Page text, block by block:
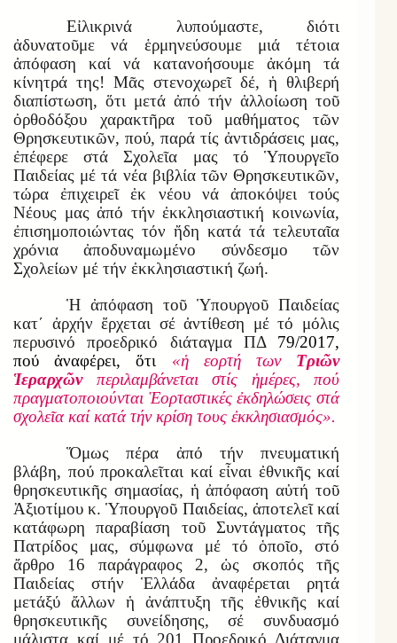
Εἰλικρινά λυπούμαστε, διότι
ἀδυνατοῦμε νά ἑρμηνεύσουμε μιά τέτοια
ἀπόφαση καί νά κατανοήσουμε ἀκόμη τά
κίνητρά της! Μᾶς στενοχωρεῖ δέ, ἡ θλιβερή
διαπίστωση, ὅτι μετά ἀπό τήν ἀλλοίωση τοῦ
ὀρθοδόξου χαρακτῆρα τοῦ μαθήματος τῶν
Θρησκευτικῶν, πού, παρά τίς ἀντιδράσεις μας,
ἐπέφερε στά Σχολεῖα μας τό Ὑπουργεῖο
Παιδείας μέ τά νέα βιβλία τῶν Θρησκευτικῶν,
τώρα ἐπιχειρεῖ ἐκ νέου νά ἀποκόψει τούς
Νέους μας ἀπό τήν ἐκκλησιαστική κοινωνία,
ἐπισημοποιώντας τόν ἤδη κατά τά τελευταῖα
χρόνια ἀποδυναμωμένο σύνδεσμο τῶν
Σχολείων μέ τήν ἐκκλησιαστική ζωή.
Ἡ ἀπόφαση τοῦ Ὑπουργοῦ Παιδείας
κατ΄ ἀρχήν ἔρχεται σέ ἀντίθεση μέ τό μόλις
περυσινό προεδρικό διάταγμα ΠΔ 79/2017,
πού ἀναφέρει, ὅτι «ἡ εορτή τωνΤριῶν
Ἱεραρχῶνπεριλαμβάνεται στίς ἡμέρες, πού
πραγματοποιούνται Ἑορταστικές ἐκδηλώσεις στά
σχολεῖα καί κατά τήν κρίση τους ἐκκλησιασμός».
Ὅμως πέρα ἀπό τήν πνευματική
βλάβη, πού προκαλεῖται καί εἶναι ἐθνικῆς καί
θρησκευτικῆς σημασίας, ἡ ἀπόφαση αὐτή τοῦ
Ἀξιοτίμου κ. Ὑπουργοῦ Παιδείας, ἀποτελεῖ καί
κατάφωρη παραβίαση τοῦ Συντάγματος τῆς
Πατρίδος μας, σύμφωνα μέ τό ὁποῖο, στό
ἄρθρο 16 παράγραφος 2, ὡς σκοπός τῆς
Παιδείας στήν Ἑλλάδα ἀναφέρεται ρητά
μετάξύ ἄλλων ἡ ἀνάπτυξη τῆς ἐθνικῆς καί
θρησκευτικῆς συνείδησης, σέ συνδυασμό
μάλιστα καί μέ τό 201 Προεδρικό Διάταγμα